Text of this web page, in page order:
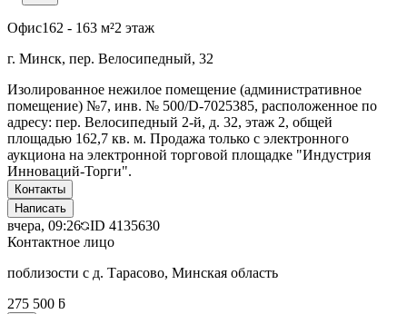
Офис162 - 163 м²2 этаж
г. Минск, пер. Велосипедный, 32
Изолированное нежилое помещение (административное
помещение) №7, инв. № 500/D-7025385, расположенное по
адресу: пер. Велосипедный 2-й, д. 32, этаж 2, общей
площадью 162,7 кв. м. Продажа только с электронного
аукциона на электронной торговой площадке "Индустрия
Инноваций-Торги".
Контакты
Написать
вчера, 09:26 ID 4135630
Контактное лицо
поблизости с д. Тарасово, Минская область
275 500 ƃ